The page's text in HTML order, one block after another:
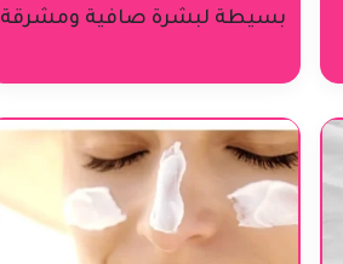
بسيطة لبشرة صافية ومشرقة